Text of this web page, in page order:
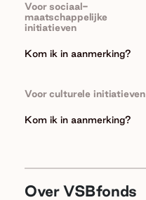
Voor sociaal-
maatschappelijke
initiatieven
Kom ik in aanmerking?
Voor culturele initiatieven
Kom ik in aanmerking?
Over VSBfonds